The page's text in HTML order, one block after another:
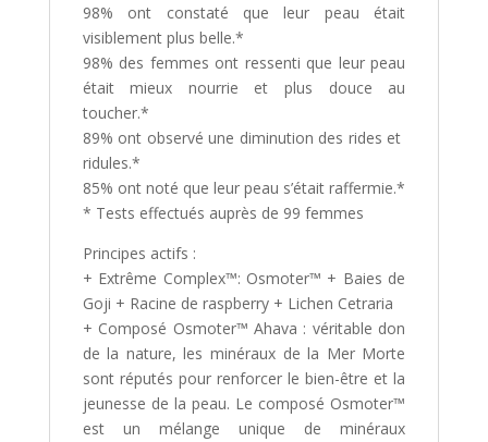
98% ont constaté que leur peau était
visiblement plus belle.*
98% des femmes ont ressenti que leur peau
était mieux nourrie et plus douce au
toucher.*
89% ont observé une diminution des rides et
ridules.*
85% ont noté que leur peau s’était raffermie.*
* Tests effectués auprès de 99 femmes
Principes actifs :
+ Extrême Complex™: Osmoter™ + Baies de
Goji + Racine de raspberry + Lichen Cetraria
+ Composé Osmoter™ Ahava : véritable don
de la nature, les minéraux de la Mer Morte
sont réputés pour renforcer le bien-être et la
jeunesse de la peau. Le composé Osmoter™
est un mélange unique de minéraux